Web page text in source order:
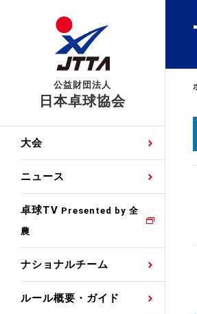
公益財団法人
日本卓球協会
大会
ニュース
卓球TV Presented by 全
農
ナショナルチーム
ルール概要・ガイド